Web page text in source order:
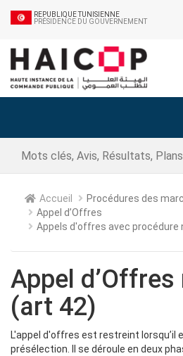
REPUBLIQUE TUNISIENNE
PRÉSIDENCE DU GOUVERNEMENT
Accueil
Procédures des
Appel d’Offres
Appels d'offres avec procédure
Appel
(art 42)
L'appel d'offres est restreint lorsqu’il
présélection. Il se déroule en deux